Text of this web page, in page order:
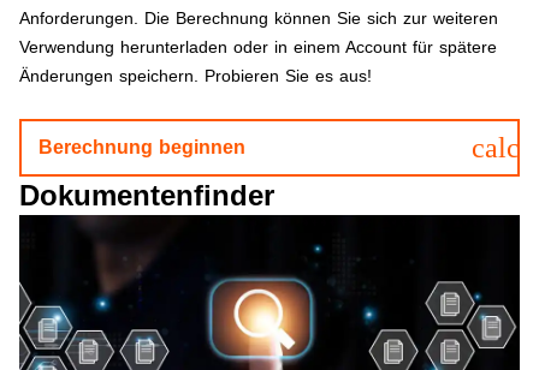
Anforderungen. Die Berechnung können Sie sich zur weiteren
Verwendung herunterladen oder in einem Account für spätere
Änderungen speichern. Probieren Sie es aus!
Berechnung beginnen
Dokumentenfinder